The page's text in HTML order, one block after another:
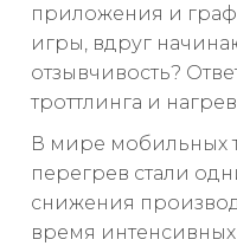
приложения и
игры, вдруг
отзывчивость?
троттлинга и
В мире мобильных
перегрев стали
снижения
время